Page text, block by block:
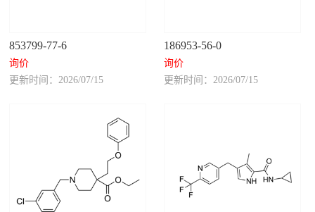
853799-77-6
询价
更新时间：2026/07/15
186953-56-0
询价
更新时间：2026/07/15